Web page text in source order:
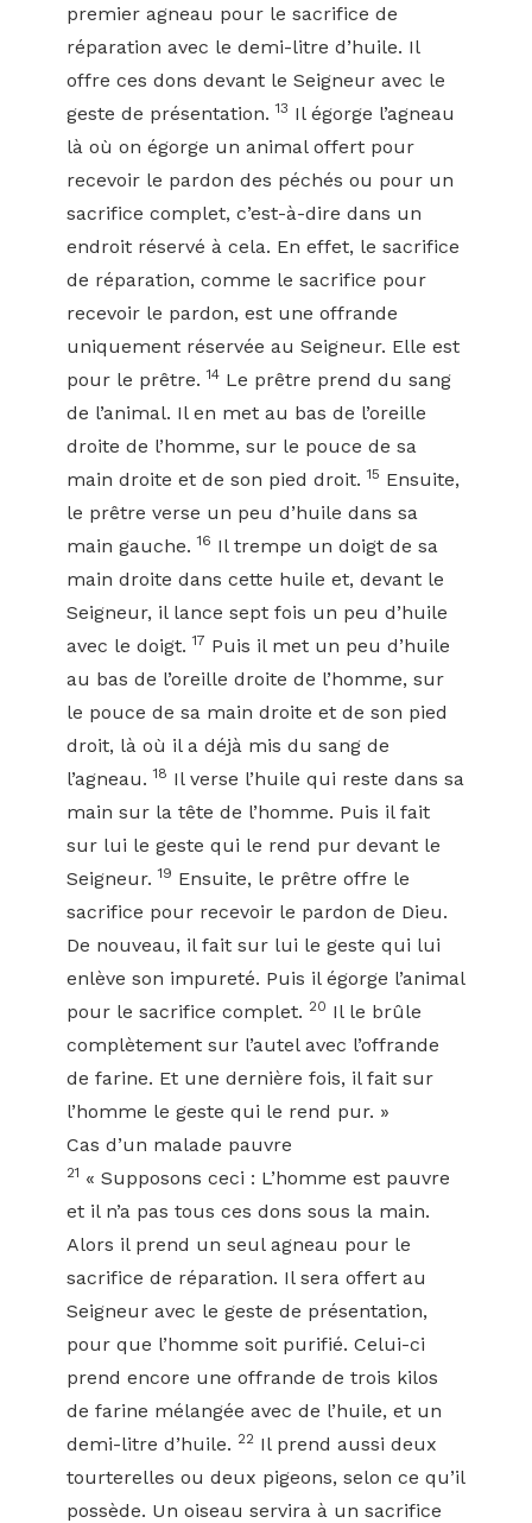
premier agneau pour le sacrifice de
réparation avec le demi-litre d’huile. Il
offre ces dons devant le Seigneur avec le
geste de présentation.13 Il égorge l’agneau
là où on égorge un animal offert pour
recevoir le pardon des péchés ou pour un
sacrifice complet, c’est-à-dire dans un
endroit réservé à cela. En effet, le sacrifice
de réparation, comme le sacrifice pour
recevoir le pardon, est une offrande
uniquement réservée au Seigneur. Elle est
pour le prêtre.14 Le prêtre prend du sang
de l’animal. Il en met au bas de l’oreille
droite de l’homme, sur le pouce de sa
main droite et de son pied droit.15 Ensuite,
le prêtre verse un peu d’huile dans sa
main gauche.16 Il trempe un doigt de sa
main droite dans cette huile et, devant le
Seigneur, il lance sept fois un peu d’huile
avec le doigt.17 Puis il met un peu d’huile
au bas de l’oreille droite de l’homme, sur
le pouce de sa main droite et de son pied
droit, là où il a déjà mis du sang de
l’agneau.18 Il verse l’huile qui reste dans sa
main sur la tête de l’homme. Puis il fait
sur lui le geste qui le rend pur devant le
Seigneur.19 Ensuite, le prêtre offre le
sacrifice pour recevoir le pardon de Dieu.
De nouveau, il fait sur lui le geste qui lui
enlève son impureté. Puis il égorge l’animal
pour le sacrifice complet. 20 Il le brûle
complètement sur l’autel avec l’offrande
de farine. Et une dernière fois, il fait sur
l’homme le geste qui le rend pur. »
Cas d’un malade pauvre
21 « Supposons ceci : L’homme est pauvre
et il n’a pas tous ces dons sous la main.
Alors il prend un seul agneau pour le
sacrifice de réparation. Il sera offert au
Seigneur avec le geste de présentation,
pour que l’homme soit purifié. Celui-ci
prend encore une offrande de trois kilos
de farine mélangée avec de l’huile, et un
demi-litre d’huile. 22 Il prend aussi deux
tourterelles ou deux pigeons, selon ce qu’il
possède. Un oiseau servira à un sacrifice